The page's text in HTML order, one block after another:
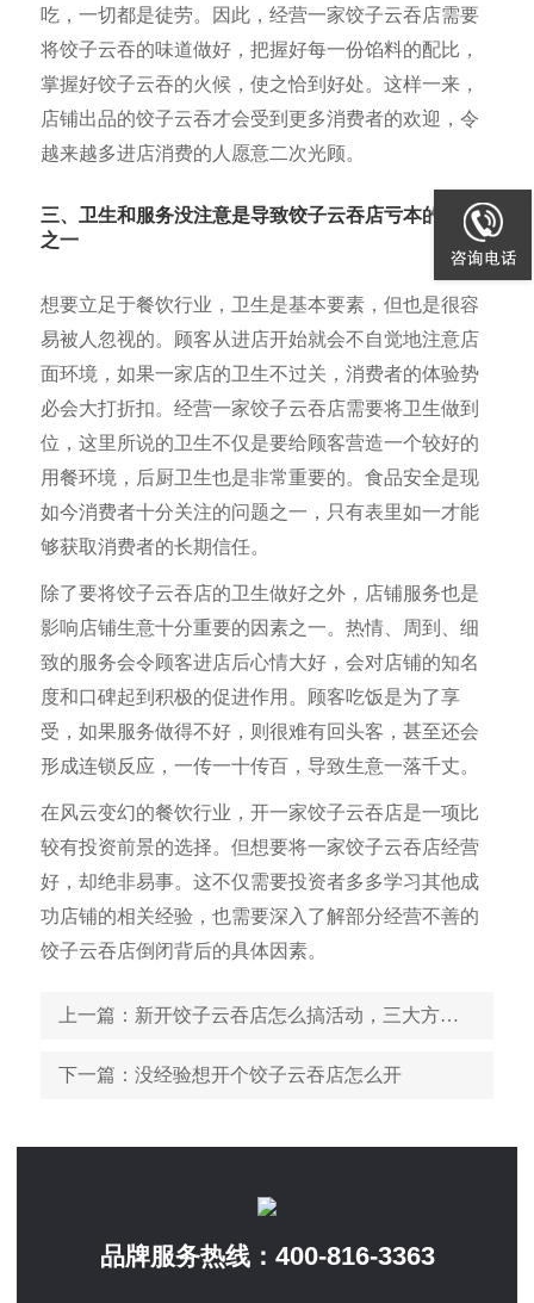
吃，一切都是徒劳。因此，经营一家饺子云吞店需要
将饺子云吞的味道做好，把握好每一份馅料的配比，
掌握好饺子云吞的火候，使之恰到好处。这样一来，
店铺出品的饺子云吞才会受到更多消费者的欢迎，令
越来越多进店消费的人愿意二次光顾。
三、卫生和服务没注意是导致饺子云吞店亏本的因素
之一
想要立足于餐饮行业，卫生是基本要素，但也是很容
易被人忽视的。顾客从进店开始就会不自觉地注意店
面环境，如果一家店的卫生不过关，消费者的体验势
必会大打折扣。经营一家饺子云吞店需要将卫生做到
位，这里所说的卫生不仅是要给顾客营造一个较好的
用餐环境，后厨卫生也是非常重要的。食品安全是现
如今消费者十分关注的问题之一，只有表里如一才能
够获取消费者的长期信任。
除了要将饺子云吞店的卫生做好之外，店铺服务也是
影响店铺生意十分重要的因素之一。热情、周到、细
致的服务会令顾客进店后心情大好，会对店铺的知名
度和口碑起到积极的促进作用。顾客吃饭是为了享
受，如果服务做得不好，则很难有回头客，甚至还会
形成连锁反应，一传一十传百，导致生意一落千丈。
在风云变幻的餐饮行业，开一家饺子云吞店是一项比
较有投资前景的选择。但想要将一家饺子云吞店经营
好，却绝非易事。这不仅需要投资者多多学习其他成
功店铺的相关经验，也需要深入了解部分经营不善的
饺子云吞店倒闭背后的具体因素。
上一篇 ：新开饺子云吞店怎么搞活动，三大方案可供参考
下一篇 ：没经验想开个饺子云吞店怎么开
品牌服务热线： 400-816-3363